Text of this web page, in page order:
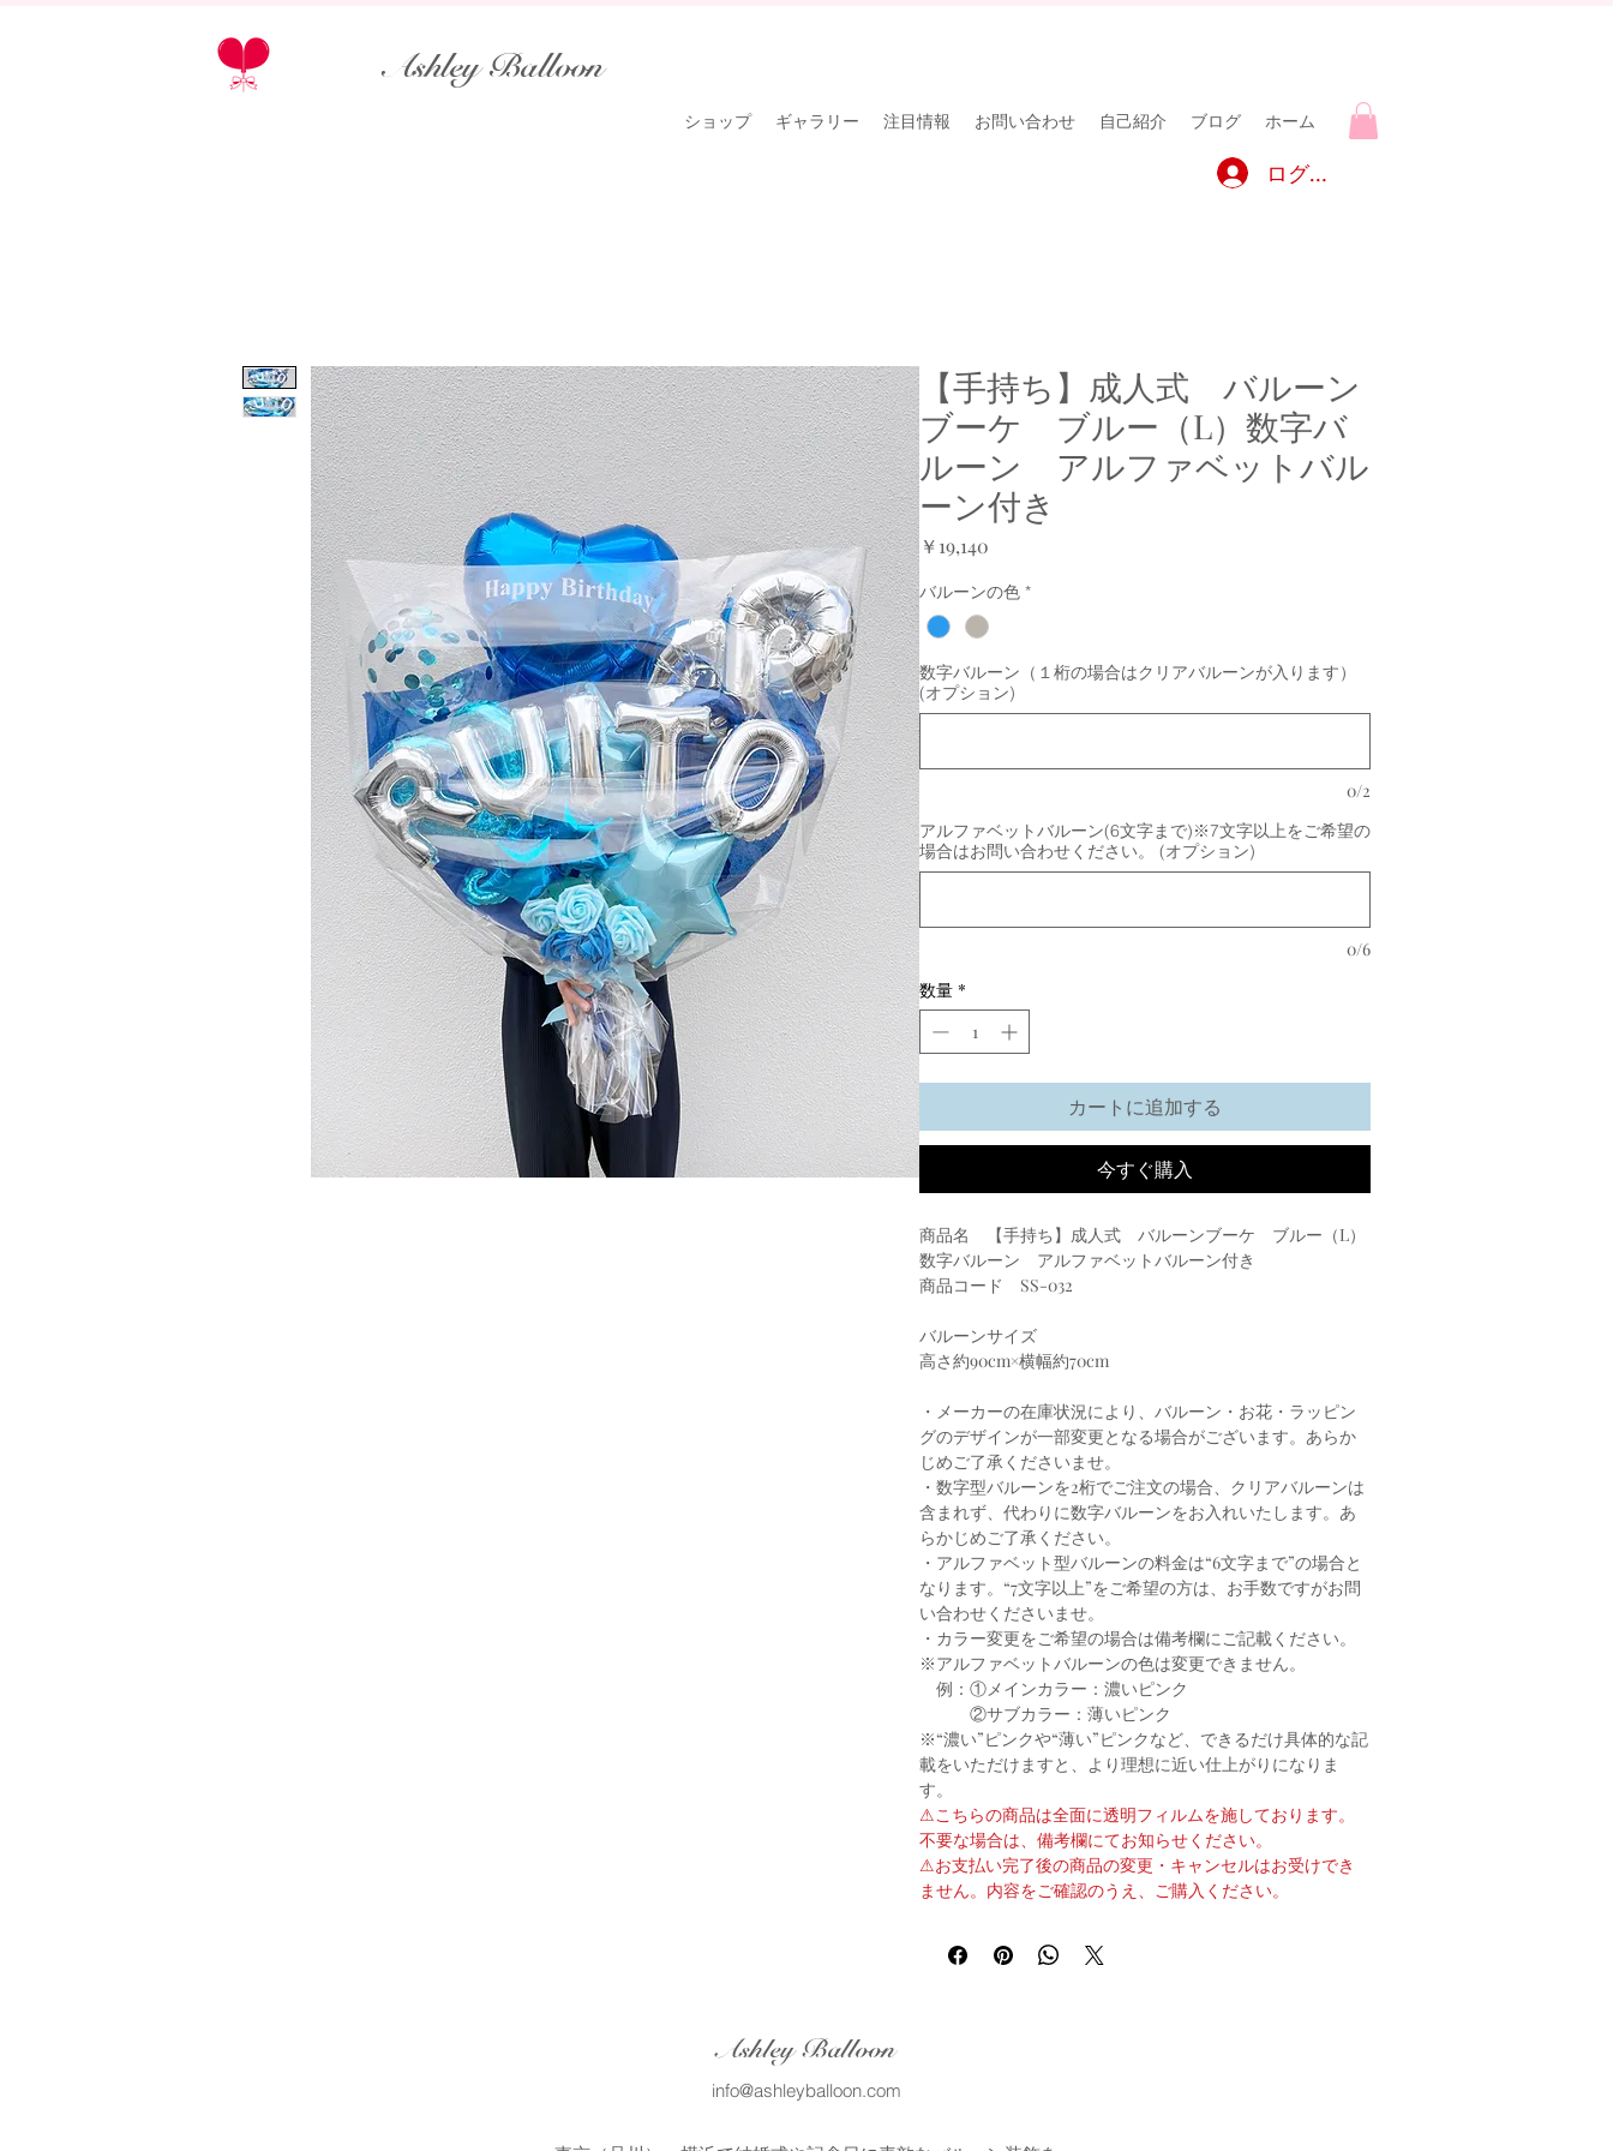
Ashley Balloon
ショップ ギャラリー 注目情報 お問い合わせ 自己紹介 ブログ ホーム
ログイン
【手持ち】成人式 バルーン
ブーケ ブルー（L）数字バ
ルーン アルファベットバル
ーン付き
￥19,140
バルーンの色 *
数字バルーン（１桁の場合はクリアバルーンが入ります）
(オプション)
0/2
アルファベットバルーン(6文字まで)※7文字以上をご希望の
場合はお問い合わせください。 (オプション)
0/6
数量 *
カートに追加する
今すぐ購入
商品名 【手持ち】成人式 バルーンブーケ ブルー（L）
数字バルーン アルファベットバルーン付き
商品コード SS-032
バルーンサイズ
高さ約90cm×横幅約70cm
・メーカーの在庫状況により、バルーン・お花・ラッピン
グのデザインが一部変更となる場合がございます。あらか
じめご了承くださいませ。
・数字型バルーンを2桁でご注文の場合、クリアバルーンは
含まれず、代わりに数字バルーンをお入れいたします。あ
らかじめご了承ください。
・アルファベット型バルーンの料金は“6文字まで”の場合と
なります。“7文字以上”をご希望の方は、お手数ですがお問
い合わせくださいませ。
・カラー変更をご希望の場合は備考欄にご記載ください。
※アルファベットバルーンの色は変更できません。
例：①メインカラー：濃いピンク
②サブカラー：薄いピンク
※“濃い”ピンクや“薄い”ピンクなど、できるだけ具体的な記
載をいただけますと、より理想に近い仕上がりになりま
す。
⚠︎こちらの商品は全面に透明フィルムを施しております。
不要な場合は、備考欄にてお知らせください。
⚠︎お支払い完了後の商品の変更・キャンセルはお受けでき
ません。内容をご確認のうえ、ご購入ください。
Ashley Balloon
info@ashleyballoon.com